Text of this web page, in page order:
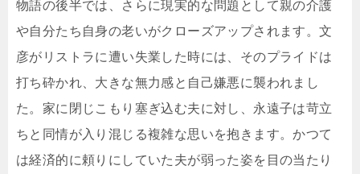
物語の後半では、さらに現実的な問題として親の介護
や自分たち自身の老いがクローズアップされます。文
彦がリストラに遭い失業した時には、そのプライドは
打ち砕かれ、大きな無力感と自己嫌悪に襲われまし
た。家に閉じこもり塞ぎ込む夫に対し、永遠子は苛立
ちと同情が入り混じる複雑な思いを抱きます。かつて
は経済的に頼りにしていた夫が弱った姿を目の当たり